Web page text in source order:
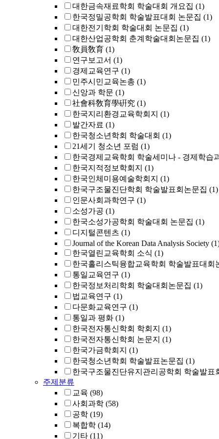
대한금속재료학회 학술대회 개요집 (1)
한국정밀공학회 학술발표대회 논문집 (1)
대한전기학회 학술대회 논문집 (1)
대한산업공학회 춘계학술대회논문집 (1)
敎員敎育 (1)
연구보고서 (1)
경제교육연구 (1)
민주시민교육논총 (1)
신앙과 학문 (1)
社會科敎育學硏究 (1)
한국지리환경교육학회지 (1)
발간자료 (1)
한국청소년학회 학술대회 (1)
21세기 청소년 포럼 (1)
한국경제교육학회 학술세미나 - 경제학습
한국지적정보학회지 (1)
한국인체미용예술학회지 (1)
한국구조물진단학회 학술발표회논문집 (1)
인문사회과학연구 (1)
소성가공 (1)
한국소성가공학회 학술대회 논문집 (1)
디지털콘텐츠 (1)
Journal of the Korean Data Analysis Society
한국열린교육학회 소식 (1)
한국홀리스틱융합교육학회 학술발표대회
통일교육연구 (1)
한국정보처리학회 학술대회논문집 (1)
법교육연구 (1)
다문화교육연구 (1)
통일과 평화 (1)
한국전자통신학회 학회지 (1)
한국전자통신학회 논문지 (1)
한국가금학회지 (1)
한국청소년학회 학술발표논문집 (1)
한국구조물진단유지관리공학회 학술발표
주제분류
교육 (98)
사회과학 (58)
공학 (19)
복합학 (14)
기타 (11)